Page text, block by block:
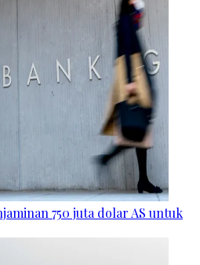
750 juta dolar AS untuk